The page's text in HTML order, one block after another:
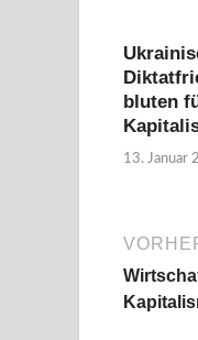
bluten
13. Januar